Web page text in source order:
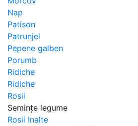
Nap
Patison
Patrunjel
Pepene galben
Porumb
Ridiche
Ridiche
Rosii
Semințe legume
Rosii Inalte